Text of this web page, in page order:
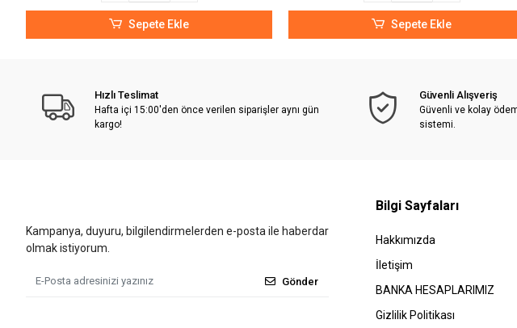
Sepete Ekle Sepete Ekle
Hızlı Teslimat
Hafta içi 15:00'den önce verilen siparişler aynı gün
kargo!
Güvenli Alışveriş
Güvenli ve kolay
sistemi.
Kampanya, duyuru, bilgilendirmelerden e-posta ile haberdar
olmak istiyorum.
Gönder
Bilgi Sayfaları
Hakkımızda
İletişim
BANKA HESAPLARIMIZ
Gizlilik Politikası